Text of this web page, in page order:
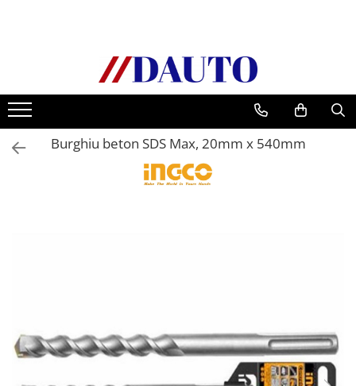
Bullbare, Suporti lumini camioane
Accesorii inox
DAF
CF Euro 6
TGA
Burghiu beton SDS Max, 20mm x 540mm